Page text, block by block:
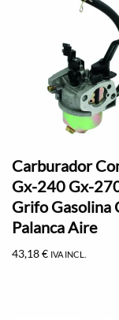
Carburador
Gx-240 Gx-
Grifo Gasolina
Palanca Aire
43,18€ IVA INCL.